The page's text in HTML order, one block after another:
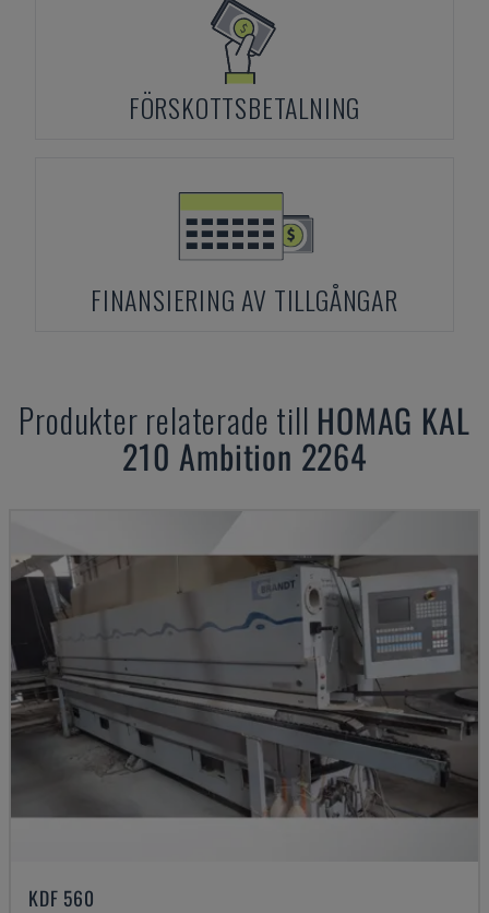
FÖRSKOTTSBETALNING
FINANSIERING AV TILLGÅNGAR
Produkter relaterade till HOMAG KAL
210 Ambition 2264
KDF 560